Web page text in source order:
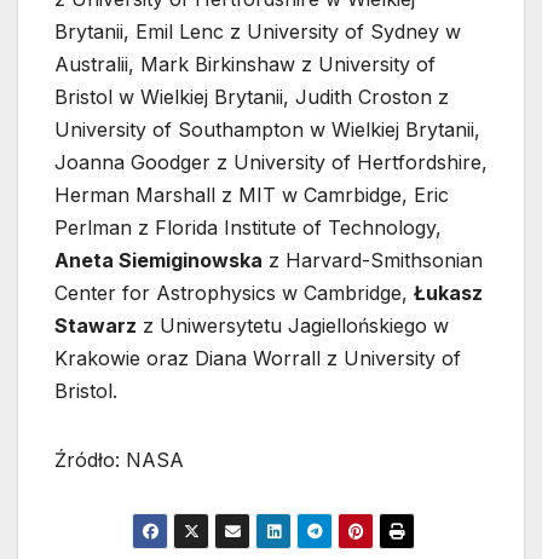
Brytanii, Emil Lenc z University of Sydney w
Australii, Mark Birkinshaw z University of
Bristol w Wielkiej Brytanii, Judith Croston z
University of Southampton w Wielkiej Brytanii,
Joanna Goodger z University of Hertfordshire,
Herman Marshall z MIT w Camrbidge, Eric
Perlman z Florida Institute of Technology,
Aneta Siemiginowska z Harvard-Smithsonian
Center for Astrophysics w Cambridge, Łukasz
Stawarz z Uniwersytetu Jagiellońskiego w
Krakowie oraz Diana Worrall z University of
Bristol.
Źródło: NASA